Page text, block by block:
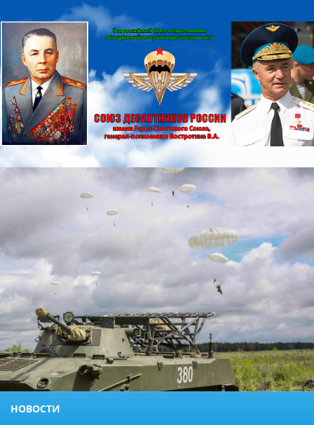
НОВОСТИ